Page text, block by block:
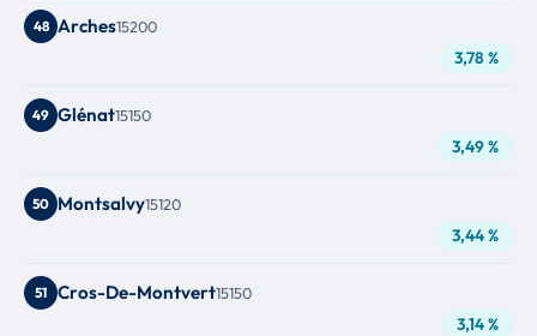
48 Arches15200
3,78 %
49 Glénat15150
3,49 %
50 Montsalvy15120
3,44 %
51 Cros-De-Montvert15150
3,14 %